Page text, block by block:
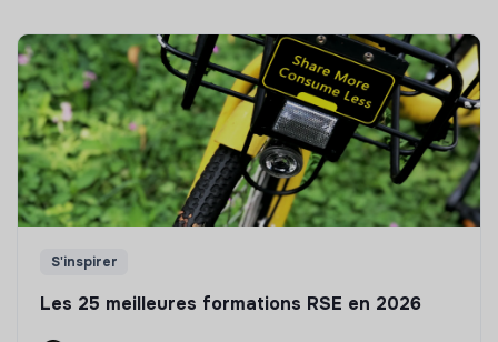
S'inspirer
Les 25 meilleures formations RSE en 2026